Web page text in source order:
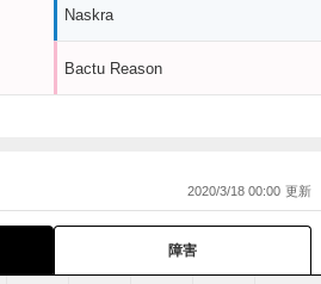
Naskra
Bactu Reason
2020/3/18 00:00
障害